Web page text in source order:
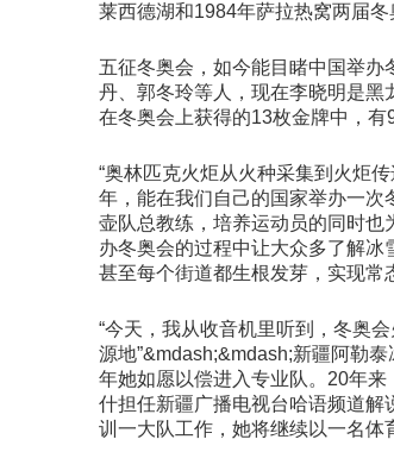
莱西德湖和1984年萨拉热窝两届
五征冬奥会，如今能目睹中国举
丹、郭冬玲等人，现在李晓明是黑
在冬奥会上获得的13枚金牌中，有
“奥林匹克火炬从火种采集到火炬
年，能在我们自己的国家举办一次
壶队总教练，培养运动员的同时也
办冬奥会的过程中让大众多了解冰
甚至每个街道都生根发芽，实现常
“今天，我从收音机里听到，冬奥
源地”&mdash;&mdash;新疆阿勒
年她如愿以偿进入专业队。20年
什担任新疆广播电视台哈语频道解
训一大队工作，她将继续以一名体